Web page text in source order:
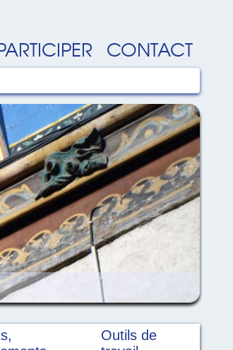
CONTACT
Outils de